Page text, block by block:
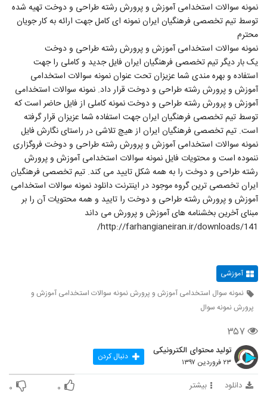
نمونه سوالات استخدامی آموزش و پرورش رشته طراحی و دوخت تهیه شده
توسط تیم تخصصی فرهنگیان ایران نمونه ای کامل جهت ارائه به کار جویان
محترم
نمونه سوالات استخدامی آموزش و پرورش رشته طراحی و دوخت
یک بار دیگر تیم تخصصی فرهنگیان ایران فایل جدید و کاملی را جهت
استفاده و بهره مندی شما عزیزان تحت عنوان نمونه سوالات استخدامی
آموزش و پرورش رشته طراحی و دوخت قرار داد. نمونه سوالات استخدامی
آموزش و پرورش رشته طراحی و دوخت نمونه کاملی از فایل حاضر است که
توسط تیم تخصصی فرهنگیان ایران جهت استفاده شما عزیزان قرار گرفته
است. تیم تخصصی فرهنگیان ایران از هیچ تلاشی در راستای نگارش فایل
نمونه سوالات استخدامی آموزش و پرورش رشته طراحی و دوخت فروگزاری
ننموده است و محتویات فایل نمونه سوالات استخدامی آموزش و پرورش
رشته طراحی و دوخت را به همه شکل تایید می کند. تیم تخصصی فرهنگیان
ایران تخصصی ترین گروه موجود در اینترنت دانلود نمونه سوالات استخدامی
آموزش و پرورش رشته طراحی و دوخت را تایید و همه محتویات آن را بر
مبنای آخرین بخشنامه های آموزش و پرورش می داند
http://farhangianeiran.ir/downloads/141/
آموزشی
نمونه سوال استخدامی آموزش و پرورش نمونه سوالات استخدامی آموزش و
پرورش نمونه سوال
۳۵۷
تولید محتوای الکترونیکی
۲۳ فروردین ۱۳۹۷ دنبال کردن
دانلود بیشتر ۰ ۰